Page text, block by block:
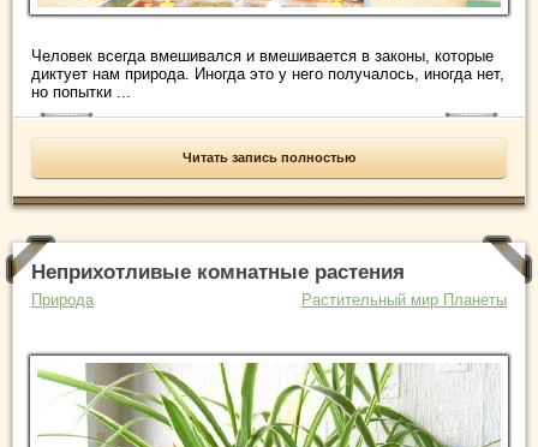
Человек всегда вмешивался и вмешивается в законы, которые
диктует нам природа. Иногда это у него получалось, иногда нет,
но попытки ...
Читать запись полностью
Неприхотливые комнатные растения
Природа Растительный мир Планеты